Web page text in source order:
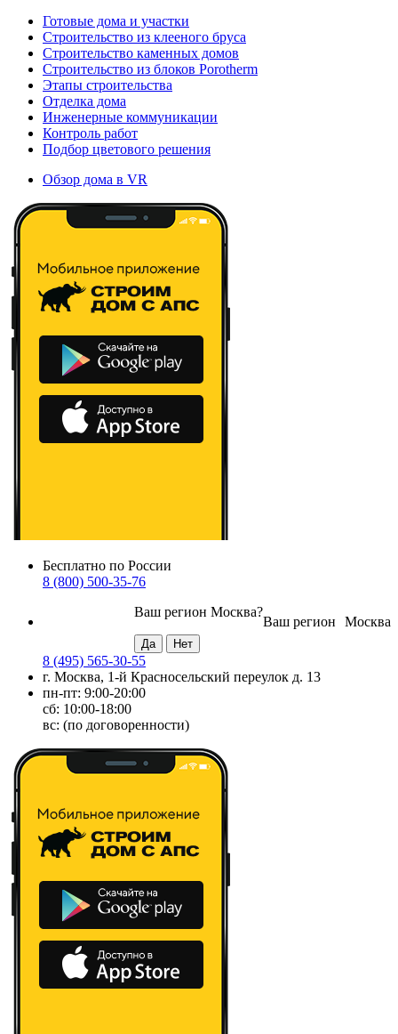
Готовые дома и участки
Строительство из клееного бруса
Строительство каменных домов
Строительство из блоков Porotherm
Этапы строительства
Отделка дома
Инженерные коммуникации
Контроль работ
Подбор цветового решения
Обзор дома в VR
Бесплатно по России
8 (800) 500-35-76
Москва
Ваш регион
Ваш регион Москва?
8 (495) 565-30-55
г. Москва, 1-й Красносельский переулок д. 13
пн-пт: 9:00-20:00
сб: 10:00-18:00
вс: (по договоренности)